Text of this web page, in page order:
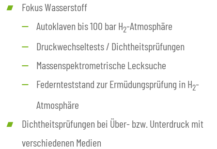
Fokus Wasserstoff
Autoklaven bis 100 bar H2-Atmosphäre
Druckwechseltests / Dichtheitsprüfungen
Massenspektrometrische Lecksuche
Federnteststand zur Ermüdungsprüfung in H2-
Atmosphäre
Dichtheitsprüfungen bei Über- bzw. Unterdruck mit
verschiedenen Medien